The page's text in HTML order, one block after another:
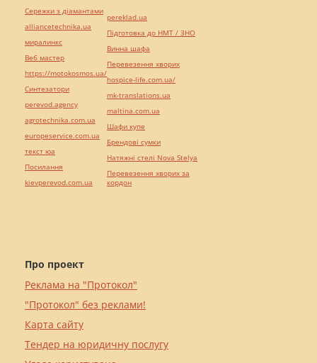
Про проект
Реклама на "Протокол"
"Протокол" без реклами!
Карта сайту
Тендер на юридичну послугу
Сережки з діамантами
alliancetechnika.ua
миралинкс
Веб мастер
https://motokosmos.ua/
Синтезатори
perevod.agency
agrotechnika.com.ua
europeservice.com.ua
текст юа
Посилання
kievperevod.com.ua
pereklad.ua
Підготовка до НМТ / ЗНО
Винна шафа
Перевезення хворих
hospice-life.com.ua/
mk-translations.ua
maltina.com.ua
Шафи купе
Брендові сумки
Натяжні стелі Nova Stelya
Перевезення хворих за
кордон